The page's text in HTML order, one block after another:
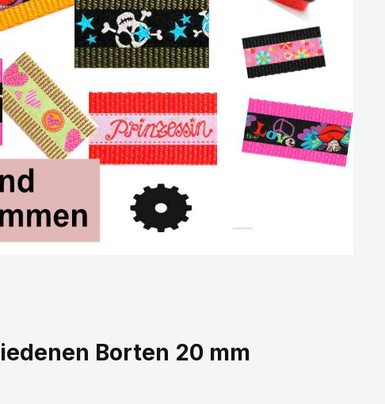
Borten 20 mm